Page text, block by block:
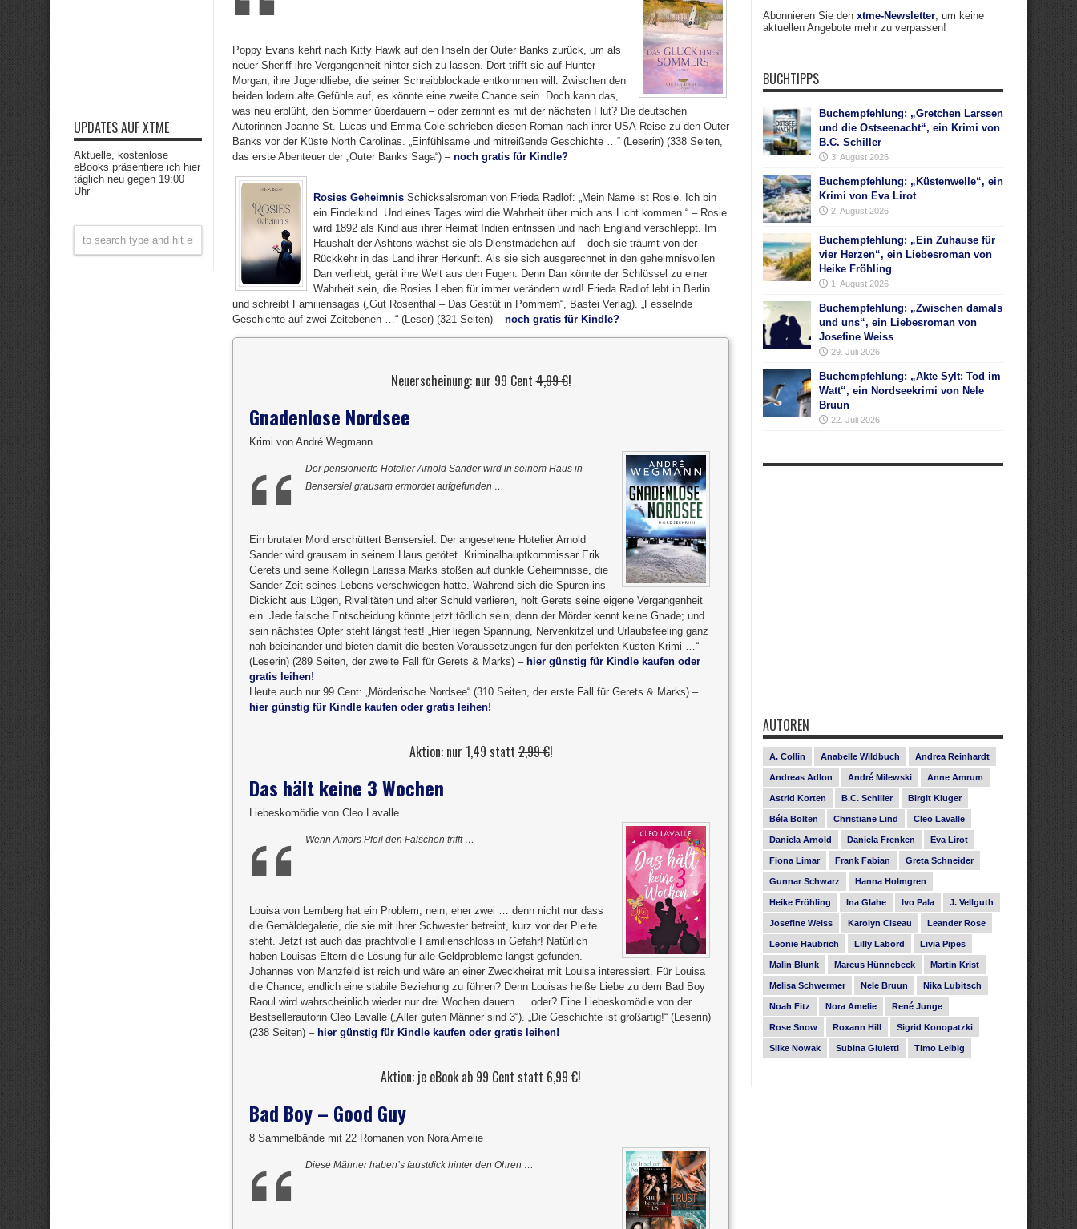
Poppy Evans kehrt nach Kitty Hawk auf den Inseln der Outer Banks zurück, um als
neuer Sheriff ihre Vergangenheit hinter sich zu lassen. Dort trifft sie auf Hunter
Morgan, ihre Jugendliebe, die seiner Schreibblockade entkommen will. Zwischen den
beiden lodern alte Gefühle auf, es könnte eine zweite Chance sein. Doch kann das,
was neu erblüht, den Sommer überdauern – oder zerrinnt es mit der nächsten Flut? Die deutschen
Autorinnen Joanne St. Lucas und Emma Cole schrieben diesen Roman nach ihrer USA-Reise zu den Outer
Banks vor der Küste North Carolinas. „Einfühlsame und mitreißende Geschichte …“ (Leserin) (338 Seiten,
das erste Abenteuer der „Outer Banks Saga“) – noch gratis für Kindle?
Rosies Geheimnis Schicksalsroman von Frieda Radlof: „Mein Name ist Rosie. Ich bin
ein Findelkind. Und eines Tages wird die Wahrheit über mich ans Licht kommen.“ – Rosie
wird 1892 als Kind aus ihrer Heimat Indien entrissen und nach England verschleppt. Im
Haushalt der Ashtons wächst sie als Dienstmädchen auf – doch sie träumt von der
Rückkehr in das Land ihrer Herkunft. Als sie sich ausgerechnet in den geheimnisvollen
Dan verliebt, gerät ihre Welt aus den Fugen. Denn Dan könnte der Schlüssel zu einer
Wahrheit sein, die Rosies Leben für immer verändern wird! Frieda Radlof lebt in Berlin
und schreibt Familiensagas („Gut Rosenthal – Das Gestüt in Pommern“, Bastei Verlag). „Fesselnde
Geschichte auf zwei Zeitebenen …“ (Leser) (321 Seiten) – noch gratis für Kindle?
Neuerscheinung: nur 99 Cent4,99 €!
Gnadenlose Nordsee
Krimi von André Wegmann
Der pensionierte Hotelier Arnold Sander wird in seinem Haus in
Bensersiel grausam ermordet aufgefunden …
Ein brutaler Mord erschüttert Bensersiel: Der angesehene Hotelier Arnold
Sander wird grausam in seinem Haus getötet. Kriminalhauptkommissar Erik
Gerets und seine Kollegin Larissa Marks stoßen auf dunkle Geheimnisse, die
Sander Zeit seines Lebens verschwiegen hatte. Während sich die Spuren ins
Dickicht aus Lügen, Rivalitäten und alter Schuld verlieren, holt Gerets seine eigene Vergangenheit
ein. Jede falsche Entscheidung könnte jetzt tödlich sein, denn der Mörder kennt keine Gnade; und
sein nächstes Opfer steht längst fest! „Hier liegen Spannung, Nervenkitzel und Urlaubsfeeling ganz
nah beieinander und bieten damit die besten Voraussetzungen für den perfekten Küsten-Krimi …“
(Leserin) (289 Seiten, der zweite Fall für Gerets & Marks) – hier günstig für Kindle kaufen oder
gratis leihen!
Heute auch nur 99 Cent: „Mörderische Nordsee“ (310 Seiten, der erste Fall für Gerets & Marks) –
hier günstig für Kindle kaufen oder gratis leihen!
Aktion: nur 1,49 statt2,99 €!
Das hält keine 3 Wochen
Liebeskomödie von Cleo Lavalle
Wenn Amors Pfeil den Falschen trifft …
Louisa von Lemberg hat ein Problem, nein, eher zwei … denn nicht nur dass
die Gemäldegalerie, die sie mit ihrer Schwester betreibt, kurz vor der Pleite
steht. Jetzt ist auch das prachtvolle Familienschloss in Gefahr! Natürlich
haben Louisas Eltern die Lösung für alle Geldprobleme längst gefunden.
Johannes von Manzfeld ist reich und wäre an einer Zweckheirat mit Louisa interessiert. Für Louisa
die Chance, endlich eine stabile Beziehung zu führen? Denn Louisas heiße Liebe zu dem Bad Boy
Raoul wird wahrscheinlich wieder nur drei Wochen dauern … oder? Eine Liebeskomödie von der
Bestsellerautorin Cleo Lavalle („Aller guten Männer sind 3“). „Die Geschichte ist großartig!“ (Leserin)
(238 Seiten) – hier günstig für Kindle kaufen oder gratis leihen!
Aktion: je eBook ab 99 Cent statt 6,99 €!
Bad Boy – Good Guy
8 Sammelbände mit 22 Romanen von Nora Amelie
Diese Männer haben’s faustdick hinter den Ohren …
UPDATES AUF XTME
Aktuelle, kostenlose
eBooks präsentiere ich hier
täglich neu gegen 19:00
Uhr
Abonnieren Sie den xtme-Newsletter, um keine
aktuellen Angebote mehr zu verpassen!
BUCHTIPPS
Buchempfehlung: „Gretchen Larssen
und die Ostseenacht“, ein Krimi von
B.C. Schiller
3. August 2026
Buchempfehlung: „Küstenwelle“, ein
Krimi von Eva Lirot
2. August 2026
Buchempfehlung: „Ein Zuhause für
vier Herzen“, ein Liebesroman von
Heike Fröhling
1. August 2026
Buchempfehlung: „Zwischen damals
und uns“, ein Liebesroman von
Josefine Weiss
29. Juli 2026
Buchempfehlung: „Akte Sylt: Tod im
Watt“, ein Nordseekrimi von Nele
Bruun
22. Juli 2026
AUTOREN
A. Collin Anabelle Wildbuch Andrea Reinhardt
Andreas Adlon André Milewski Anne Amrum
Astrid Korten B.C. Schiller Birgit Kluger
Béla Bolten Christiane Lind Cleo Lavalle
Daniela Arnold Daniela Frenken Eva Lirot
Fiona Limar Frank Fabian Greta Schneider
Gunnar Schwarz Hanna Holmgren
Heike Fröhling Ina Glahe Ivo Pala J. Vellguth
Josefine Weiss Karolyn Ciseau Leander Rose
Leonie Haubrich Lilly Labord Livia Pipes
Malin Blunk Marcus Hünnebeck Martin Krist
Melisa Schwermer Nele Bruun Nika Lubitsch
Noah Fitz Nora Amelie René Junge
Rose Snow Roxann Hill Sigrid Konopatzki
Silke Nowak Subina Giuletti Timo Leibig